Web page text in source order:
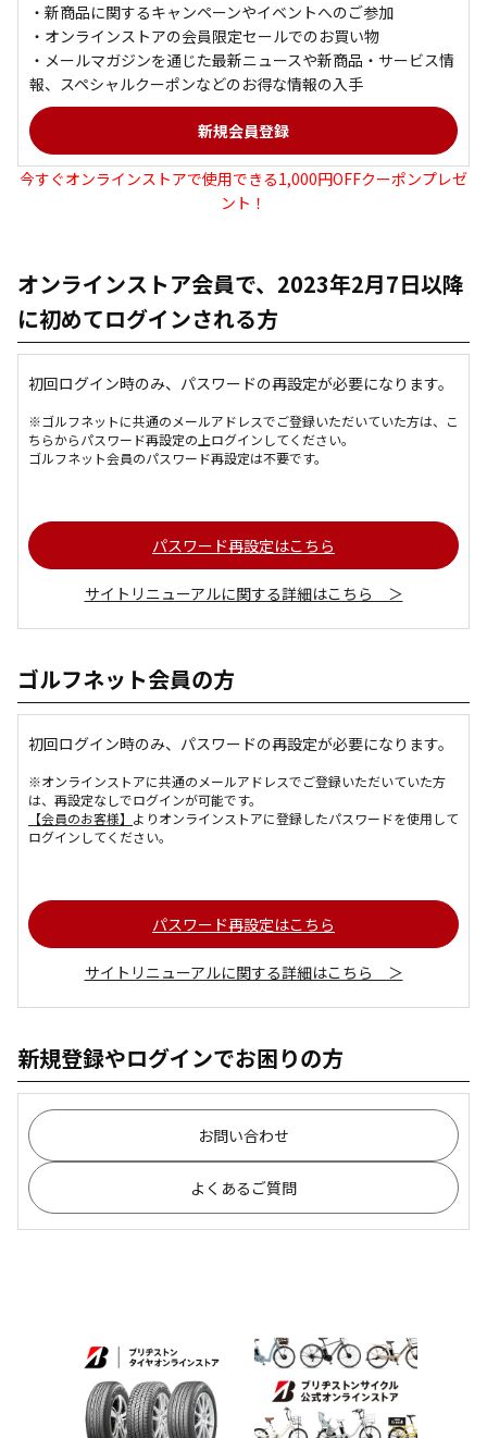
・新商品に関するキャンペーンやイベントへのご参加
・オンラインストアの会員限定セールでのお買い物
・メールマガジンを通じた最新ニュースや新商品・サービス情
報、スペシャルクーポンなどのお得な情報の入手
今すぐオンラインストアで使用できる1,000円OFFクーポンプレゼ
ント！
オンラインストア会員で、2023年2月7日以降
に初めてログインされる方
初回ログイン時のみ、パスワードの再設定が必要になります。
※ゴルフネットに共通のメールアドレスでご登録いただいていた方は、こ
ちらからパスワード再設定の上ログインしてください。
ゴルフネット会員のパスワード再設定は不要です。
パスワード再設定はこちら
サイトリニューアルに関する詳細はこちら ＞
ゴルフネット会員の方
初回ログイン時のみ、パスワードの再設定が必要になります。
※オンラインストアに共通のメールアドレスでご登録いただいていた方
は、再設定なしでログインが可能です。
【会員のお客様】 よりオンラインストアに登録したパスワードを使用して
ログインしてください。
パスワード再設定はこちら
サイトリニューアルに関する詳細はこちら ＞
新規登録やログインでお困りの方
お問い合わせ
よくあるご質問